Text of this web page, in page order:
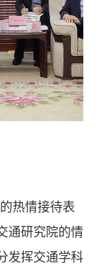
热情接待表
通研究院的情
发挥交通学科